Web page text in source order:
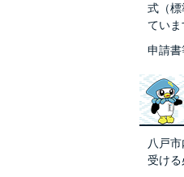
式（
ていま
申請書
八戸
受ける